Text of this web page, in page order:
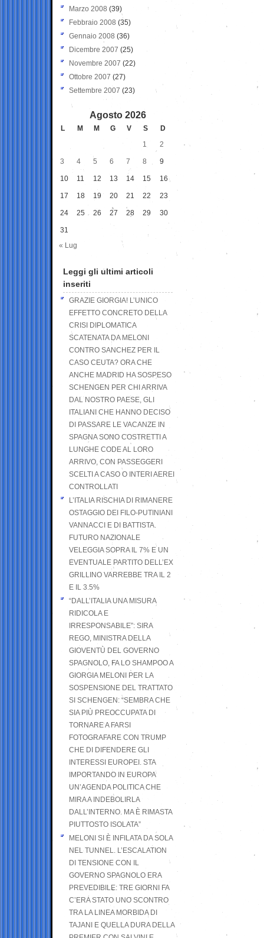
Marzo 2008 (39)
Febbraio 2008 (35)
Gennaio 2008 (36)
Dicembre 2007 (25)
Novembre 2007 (22)
Ottobre 2007 (27)
Settembre 2007 (23)
Agosto 2026
L M M G V S
D
1
2
3 4 5 6 7 8 9
10 11 12 13 14 15 16
17 18 19 20 21 22 23
24 25 26 27 28 29 30
31
« Lug
Leggi gli ultimi articoli
inseriti
GRAZIE GIORGIA! L’UNICO
EFFETTO CONCRETO DELLA
CRISI DIPLOMATICA
SCATENATA DA MELONI
CONTRO SANCHEZ PER IL
CASO CEUTA? ORA CHE
ANCHE MADRID HA SOSPESO
SCHENGEN PER CHI ARRIVA
DAL NOSTRO PAESE, GLI
ITALIANI CHE HANNO DECISO
DI PASSARE LE VACANZE IN
SPAGNA SONO COSTRETTI A
LUNGHE CODE AL LORO
ARRIVO, CON PASSEGGERI
SCELTI A CASO O INTERI AEREI
CONTROLLATI
L’ITALIA RISCHIA DI RIMANERE
OSTAGGIO DEI FILO-PUTINIANI
VANNACCI E DI BATTISTA.
FUTURO NAZIONALE
VELEGGIA SOPRA IL 7% E UN
EVENTUALE PARTITO DELL’EX
GRILLINO VARREBBE TRA IL 2
E IL 3.5%
“DALL’ITALIA UNA MISURA
RIDICOLA E
IRRESPONSABILE”: SIRA
REGO, MINISTRA DELLA
GIOVENTÙ DEL GOVERNO
SPAGNOLO, FA LO SHAMPOO A
GIORGIA MELONI PER LA
SOSPENSIONE DEL TRATTATO
SI SCHENGEN: “SEMBRA CHE
SIA PIÙ PREOCCUPATA DI
TORNARE A FARSI
FOTOGRAFARE CON TRUMP
CHE DI DIFENDERE GLI
INTERESSI EUROPEI. STA
IMPORTANDO IN EUROPA
UN’AGENDA POLITICA CHE
MIRA A INDEBOLIRLA
DALL’INTERNO. MA È RIMASTA
PIUTTOSTO ISOLATA”
MELONI SI È INFILATA DA SOLA
NEL TUNNEL. L’ESCALATION
DI TENSIONE CON IL
GOVERNO SPAGNOLO ERA
PREVEDIBILE: TRE GIORNI FA
C’ERA STATO UNO SCONTRO
TRA LA LINEA MORBIDA DI
TAJANI E QUELLA DURA DELLA